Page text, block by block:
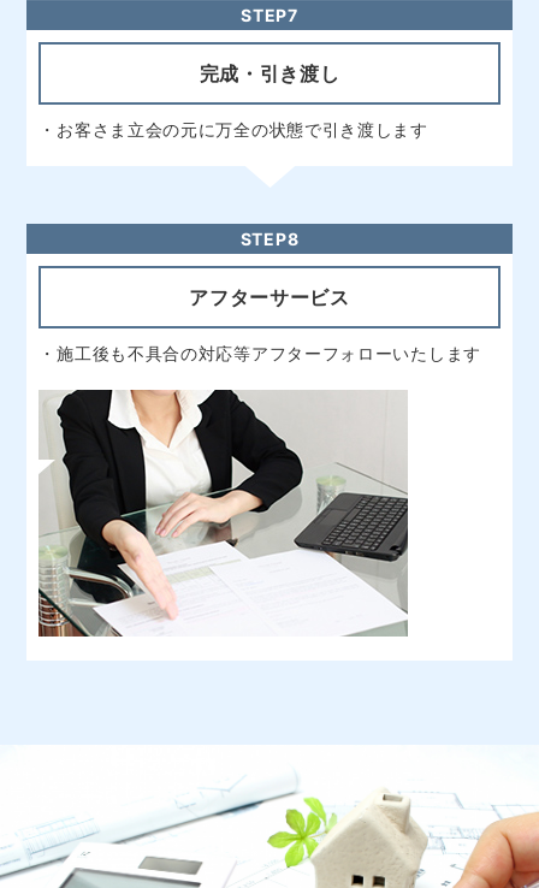
完成・引き渡し
・お客さま立会の元に万全の状態で引き渡します
STEP8
アフターサービス
・施工後も不具合の対応等アフターフォローいたします